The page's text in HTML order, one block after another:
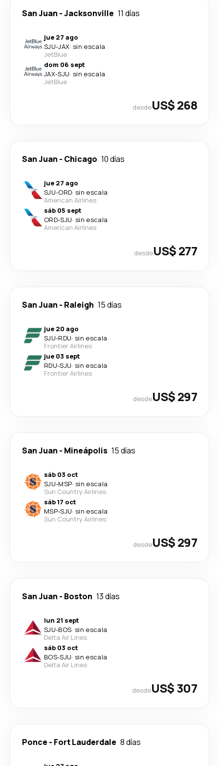
San Juan -Jacksonville 11 días
jue 27 ago
SJU-JAX· sin escala
JetBlue
dom 06 sept
JAX-SJU· sin escala
JetBlue
desdeUS$ 268
San Juan - Chicago 10 días
jue 27 ago
SJU-ORD· sin escala
American Airlines
sáb 05 sept
ORD-SJU· sin escala
American Airlines
desdeUS$ 277
San Juan - Raleigh 15 días
jue 20 ago
SJU-RDU· sin escala
Frontier Airlines
jue 03 sept
RDU-SJU· sin escala
Frontier Airlines
desdeUS$ 297
San Juan - Mineápolis 15 días
sáb 03 oct
SJU-MSP· sin escala
Sun Country Airlines
sáb 17 oct
MSP-SJU· sin escala
Sun Country Airlines
desdeUS$ 297
San Juan - Boston 13 días
lun 21 sept
SJU-BOS· sin escala
Delta Air Lines
sáb 03 oct
BOS-SJU· sin escala
Delta Air Lines
desdeUS$ 307
Ponce - Fort Lauderdale 8 días